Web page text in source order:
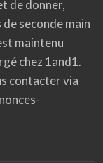
de donner,
seconde main
maintenu
chez 1and1.
contacter via